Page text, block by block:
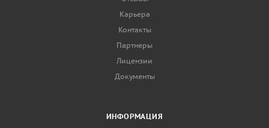
Карьера
Контакты
Партнеры
Лицензии
Документы
ИНФОРМАЦИЯ